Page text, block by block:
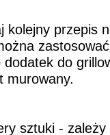
kolejny przepis
do
murowany.
sztuki -